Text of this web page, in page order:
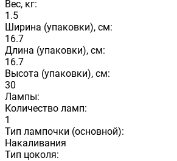
Вес, кг:
1.5
Ширина (упаковки), см:
16.7
Длина (упаковки), см:
16.7
Высота (упаковки), см:
30
Лампы:
Количество ламп:
1
Тип лампочки (основной):
Накаливания
Тип цоколя: